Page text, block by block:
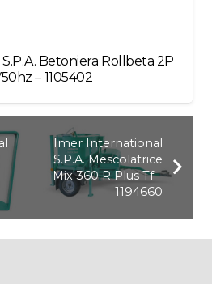
Betoniera Rollbeta 2P
– 1105402
Imer International
S.P.A. Mescolatrice
Mix 360 R Plus Tf –
1194660